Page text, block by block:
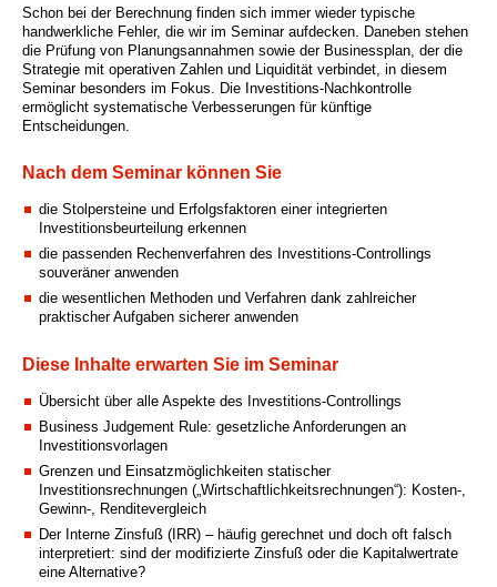
Schon bei der Berechnung finden sich immer wieder typische
handwerkliche Fehler, die wir im Seminar aufdecken. Daneben stehen
die Prüfung von Planungsannahmen sowie der Businessplan, der die
Strategie mit operativen Zahlen und Liquidität verbindet, in diesem
Seminar besonders im Fokus. Die Investitions-Nachkontrolle
ermöglicht systematische Verbesserungen für künftige
Entscheidungen.
Nach dem Seminar können Sie
die Stolpersteine und Erfolgsfaktoren einer integrierten
Investitionsbeurteilung erkennen
die passenden Rechenverfahren des Investitions-Controllings
souveräner anwenden
die wesentlichen Methoden und Verfahren dank zahlreicher
praktischer Aufgaben sicherer anwenden
Diese Inhalte erwarten Sie im Seminar
Übersicht über alle Aspekte des Investitions-Controllings
Business Judgement Rule: gesetzliche Anforderungen an
Investitionsvorlagen
Grenzen und Einsatzmöglichkeiten statischer
Investitionsrechnungen („Wirtschaftlichkeitsrechnungen“): Kosten-,
Gewinn-, Renditevergleich
Der Interne Zinsfuß (IRR) – häufig gerechnet und doch oft falsch
interpretiert: sind der modifizierte Zinsfuß oder die Kapitalwertrate
eine Alternative?